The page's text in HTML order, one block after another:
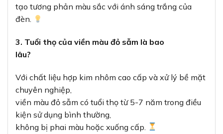
tạo tương phản màu sắc với ánh sáng trắng của
đèn.
3. Tuổi thọ của viền màu đỏ sẫm là bao
lâu?
Với chất liệu hợp kim nhôm cao cấp và xử lý bề mặt
chuyên nghiệp,
viền màu đỏ sẫm có tuổi thọ từ 5-7 năm trong điều
kiện sử dụng bình thường,
không bị phai màu hoặc xuống cấp.